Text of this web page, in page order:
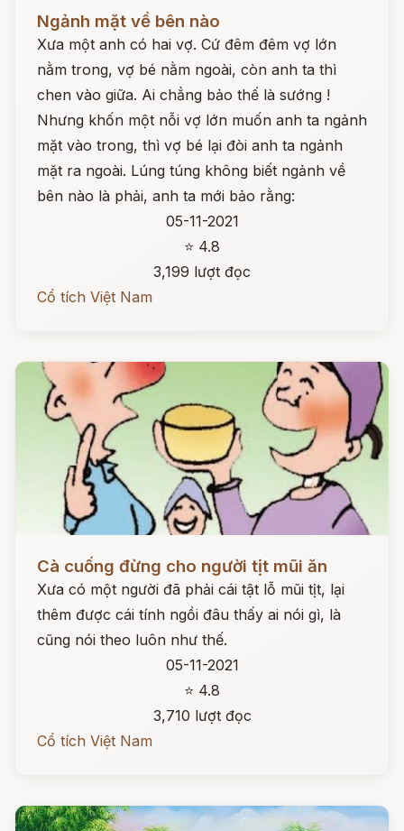
Ngảnh mặt về bên nào
Xưa một anh có hai vợ. Cứ đêm đêm vợ lớn
nằm trong, vợ bé nằm ngoài, còn anh ta thì
chen vào giữa. Ai chẳng bảo thế là sướng !
Nhưng khốn một nỗi vợ lớn muốn anh ta ngảnh
mặt vào trong, thì vợ bé lại đòi anh ta ngảnh
mặt ra ngoài. Lúng túng không biết ngảnh về
bên nào là phải, anh ta mới bảo rằng:
05-11-2021
⭐ 4.8
3,199 lượt đọc
Cổ tích Việt Nam
Cà cuống đừng cho người tịt mũi ăn
Xưa có một người đã phải cái tật lỗ mũi tịt, lại
thêm được cái tính ngồi đâu thấy ai nói gì, là
cũng nói theo luôn như thế.
05-11-2021
⭐ 4.8
3,710 lượt đọc
Cổ tích Việt Nam